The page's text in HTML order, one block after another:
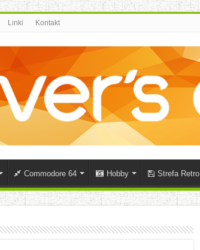
Linki Kontakt
Commodore 64 Hobby Strefa Retro